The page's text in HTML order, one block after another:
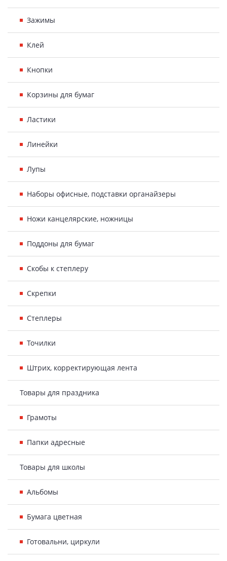
Зажимы
Клей
Кнопки
Корзины для бумаг
Ластики
Линейки
Лупы
Наборы офисные, подставки органайзеры
Ножи канцелярские, ножницы
Поддоны для бумаг
Скобы к степлеру
Скрепки
Степлеры
Точилки
Штрих, корректирующая лента
Товары для праздника
Грамоты
Папки адресные
Товары для школы
Альбомы
Бумага цветная
Готовальни, циркули